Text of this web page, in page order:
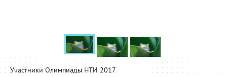
Участники Олимпиады НТИ 2017